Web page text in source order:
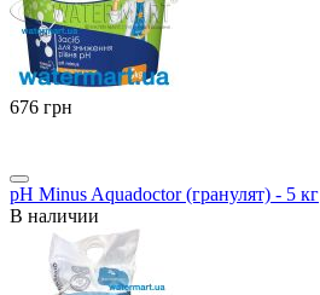
‍676‍ грн
pH Minus Aquadoctor (гранулят) - 5 кг
В наличии